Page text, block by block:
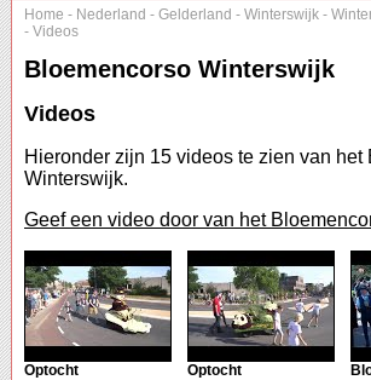
Home - Nederland - Gelderland - Winterswijk -
- Videos
Bloemencorso Winterswijk
Videos
Hieronder zijn 15 videos te zien van het
Winterswijk.
Geef een video door van het
Optocht
Optocht